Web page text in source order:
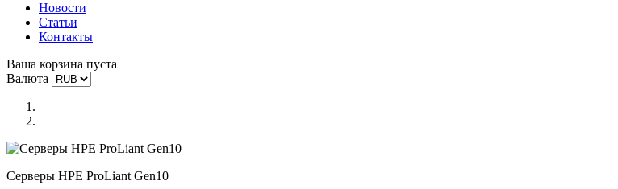
Новости
Статьи
Контакты
Ваша корзина пуста
Валюта
Серверы HPE ProLiant Gen10